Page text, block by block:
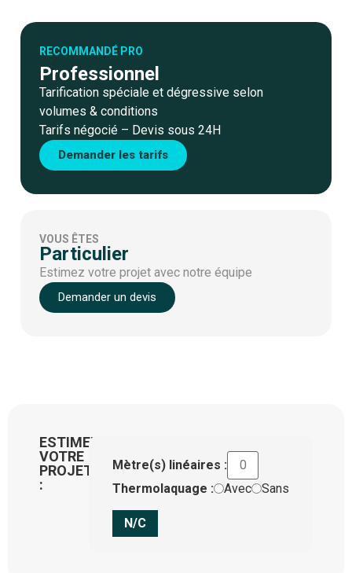
RECOMMANDÉ PRO
Professionnel
Tarification spéciale et dégressive selon
volumes & conditions
Tarifs négocié – Devis sous 24H
Demander les tarifs
VOUS ÊTES
Particulier
Estimez votre projet avec notre équipe
Demander un devis
ESTIMEZ
VOTRE
PROJET
:
Mètre(s) linéaires :
Thermolaquage :
Avec Sans
N/C